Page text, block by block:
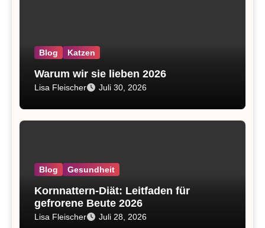
Blog Katzen
Warum wir sie lieben 2026
Lisa Fleischer Juli 30, 2026
Blog Gesundheit
Kornnattern-Diät: Leitfaden für
gefrorene Beute 2026
Lisa Fleischer Juli 28, 2026